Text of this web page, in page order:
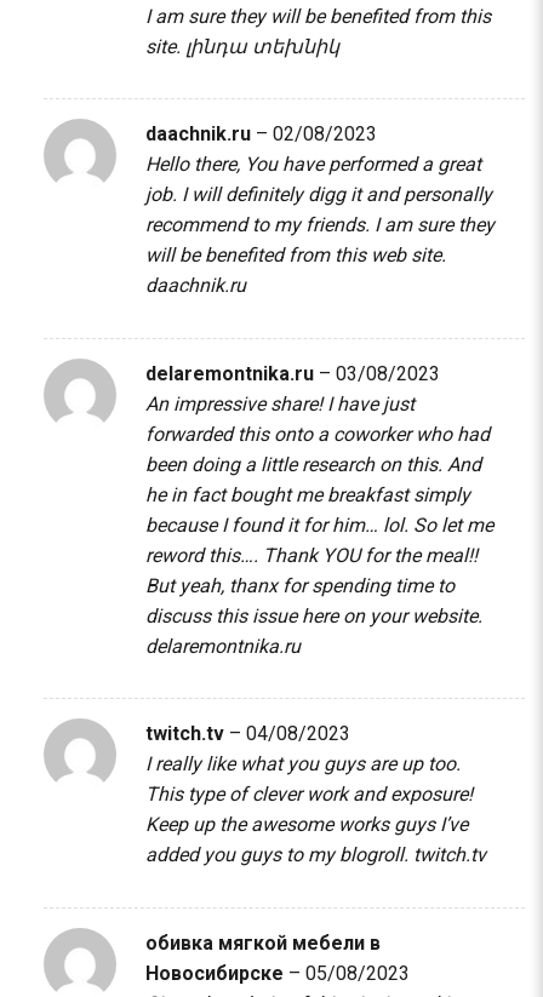
I am sure they will be benefited from this
site. լինդա տեխնիկ
daachnik.ru – 02/08/2023
Hello there, You have performed a great
job. I will definitely digg it and personally
recommend to my friends. I am sure they
will be benefited from this web site.
daachnik.ru
delaremontnika.ru – 03/08/2023
An impressive share! I have just
forwarded this onto a coworker who had
been doing a little research on this. And
he in fact bought me breakfast simply
because I found it for him… lol. So let me
reword this…. Thank YOU for the meal!!
But yeah, thanx for spending time to
discuss this issue here on your website.
delaremontnika.ru
twitch.tv – 04/08/2023
I really like what you guys are up too.
This type of clever work and exposure!
Keep up the awesome works guys I’ve
added you guys to my blogroll. twitch.tv
обивка мягкой мебели в
Новосибирске – 05/08/2023